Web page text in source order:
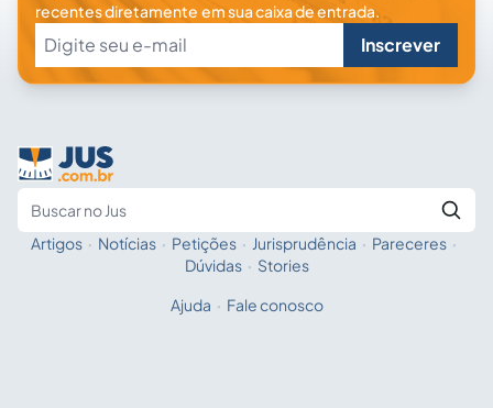
recentes diretamente em sua caixa de entrada.
Inscrever
Fale com a IA
Artigos · Notícias · Petições · Jurisprudência · Pareceres ·
Dúvidas · Stories
Ajuda · Fale conosco